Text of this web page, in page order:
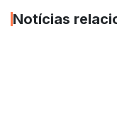
Notícias